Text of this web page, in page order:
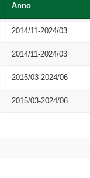
Anno
2014/11-2024/03
2014/11-2024/03
2015/03-2024/06
2015/03-2024/06